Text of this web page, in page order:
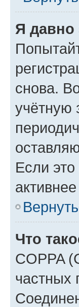
Я давно
снова.
учётную
Если
Что
COPPA
частных